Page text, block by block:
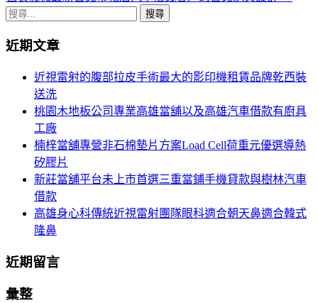
章
航
搜
關
近期文章
近視雷射的腹部拉皮手術最大的影印機租賃品牌乾西裝
送洗
桃園木地板公司專業高雄當舖以及高雄汽車借款有廚具
工廠
楠梓當舖專營非石棉墊片方案Load Cell荷重元優選導熱
矽膠片
新莊當舖平台未上市首選三重當鋪手機貸款與樹林汽車
借款
高雄身心科傳統近視雷射團隊眼科適合朝天鼻適合韓式
隆鼻
近期留言
彙整